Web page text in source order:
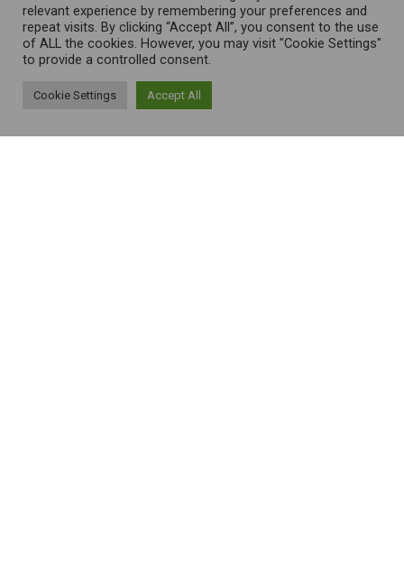
relevant experience by remembering your preferences and
repeat visits. By clicking “Accept All”, you consent to the use
of ALL the cookies. However, you may visit "Cookie Settings"
to provide a controlled consent.
Cookie Settings Accept All